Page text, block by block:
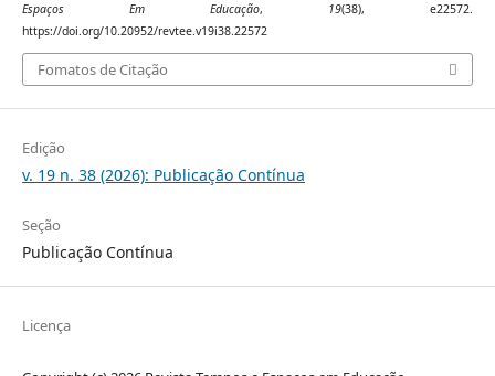
Espaços Em Educação, 19(38), e22572.
https://doi.org/10.20952/revtee.v19i38.22572
Fomatos de Citação
Edição
v. 19 n. 38 (2026): Publicação Contínua
Seção
Publicação Contínua
Licença